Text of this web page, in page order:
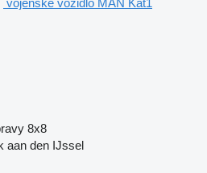
vojenské vozidlo MAN Kat1
8x8
aan den IJssel